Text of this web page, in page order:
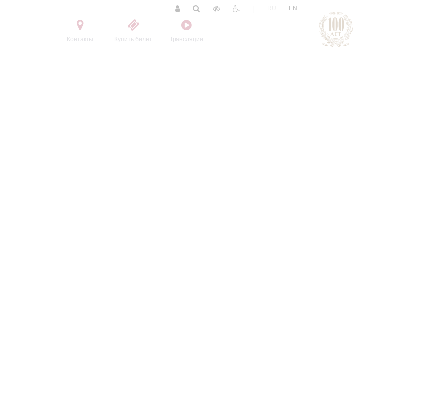
Контакты Купить билет Трансляции
EN